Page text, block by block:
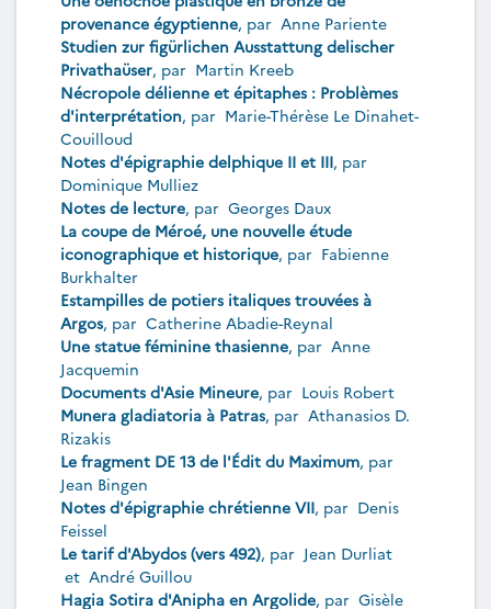
provenance égyptienne, par Anne Pariente
Studien zur figürlichen Ausstattung delischer
Privathaüser, par Martin Kreeb
Nécropole délienne et épitaphes : Problèmes
d'interprétation, par Marie-Thérèse Le Dinahet-
Couilloud
Notes d'épigraphie delphique II et III, par
Dominique Mulliez
Notes de lecture, par Georges Daux
La coupe de Méroé, une nouvelle étude
iconographique et historique, par Fabienne
Burkhalter
Estampilles de potiers italiques trouvées à
Argos, par Catherine Abadie-Reynal
Une statue féminine thasienne, par Anne
Jacquemin
Documents d'Asie Mineure, par Louis Robert
Munera gladiatoria à Patras, par Athanasios D.
Rizakis
Le fragment DE 13 de l'Édit du Maximum, par
Jean Bingen
Notes d'épigraphie chrétienne VII, par Denis
Feissel
Le tarif d'Abydos (vers 492), par Jean Durliat
et André Guillou
Hagia Sotira d'Anipha en Argolide, par Gisèle